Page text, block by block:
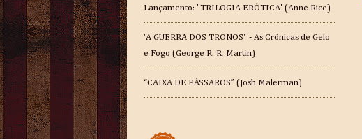
Lançamento: "TRILOGIA ERÓTICA" (Anne Rice)
"A GUERRA DOS TRONOS" - As Crônicas de Gelo
e Fogo (George R. R. Martin)
“CAIXA DE PÁSSAROS” (Josh Malerman)